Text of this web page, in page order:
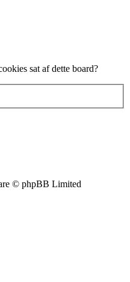
sat af dette board?
© phpBB Limited